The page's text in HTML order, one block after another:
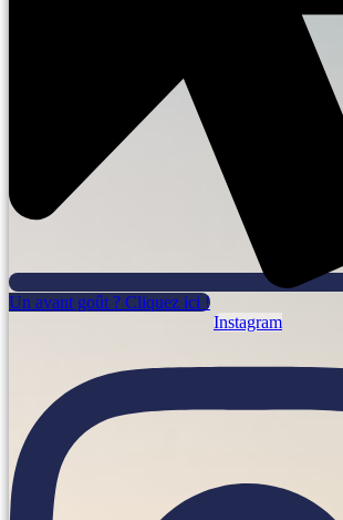
Un avant goût ? Cliquez ici !
Instagram